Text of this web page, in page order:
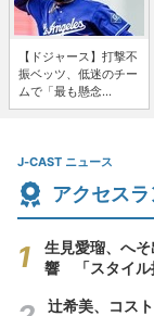
【ドジャース】打撃不
振ベッツ、低迷のチー
ムで「最も懸念...
J-CAST ニュース
アクセス
生見愛瑠、へ
響 「スタイル
辻希美、コス